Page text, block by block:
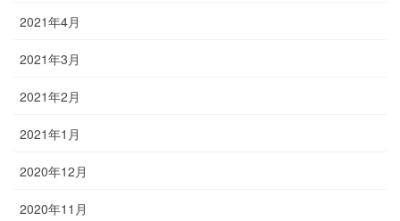
2021年4月
2021年3月
2021年2月
2021年1月
2020年12月
2020年11月